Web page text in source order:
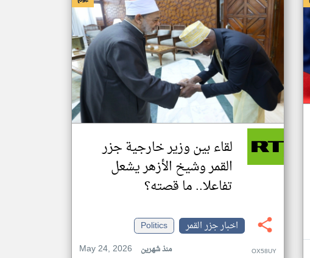
لقاء بين وزير خارجية جزر
القمر وشيخ الأزهر يشعل
تفاعلا.. ما قصته؟
اخبار جزر القمر
Politics
May 24, 2026
منذ شهرين OX58UY